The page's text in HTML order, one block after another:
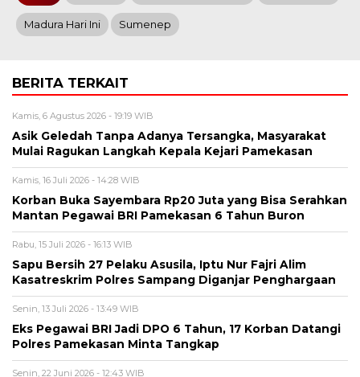
Madura Hari Ini Sumenep
BERITA TERKAIT
Kamis, 6 Agustus 2026 - 19:19 WIB
Asik Geledah Tanpa Adanya Tersangka, Masyarakat
Mulai Ragukan Langkah Kepala Kejari Pamekasan
Kamis, 16 Juli 2026 - 14:28 WIB
Korban Buka Sayembara Rp20 Juta yang Bisa Serahkan
Mantan Pegawai BRI Pamekasan 6 Tahun Buron
Rabu, 15 Juli 2026 - 16:13 WIB
Sapu Bersih 27 Pelaku Asusila, Iptu Nur Fajri Alim
Kasatreskrim Polres Sampang Diganjar Penghargaan
Senin, 13 Juli 2026 - 13:49 WIB
Eks Pegawai BRI Jadi DPO 6 Tahun, 17 Korban Datangi
Polres Pamekasan Minta Tangkap
Senin, 22 Juni 2026 - 12:43 WIB